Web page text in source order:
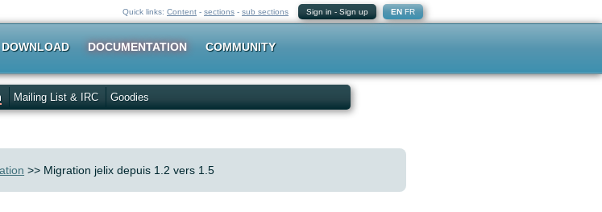
Quick links: Content - sections - sub sections Sign in - Sign up EN FR
DOWNLOAD DOCUMENTATION COMMUNITY
Mailing List & IRC Goodies
>> Migration jelix depuis 1.2 vers 1.5